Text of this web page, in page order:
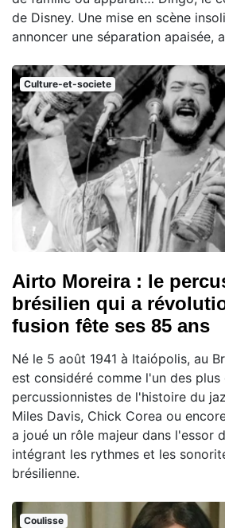
de Disney. Une mise en scène
annoncer une séparation apaisée,
Culture-et-societe
Airto Moreira : le
brésilien qui a
fusion fête ses 85 ans
Né le 5 août 1941 à Itaiópolis, au
est considéré comme l'un des plus
percussionnistes de l'histoire du
Miles Davis, Chick Corea ou
a joué un rôle majeur dans l'essor
intégrant les rythmes et les
brésilienne.
Coulisse